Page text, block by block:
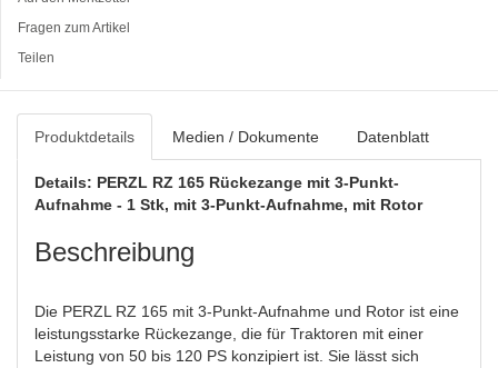
Fragen zum Artikel
Teilen
Produktdetails Medien / Dokumente Datenblatt
Details: PERZL RZ 165 Rückezange mit 3-Punkt-
Aufnahme - 1 Stk, mit 3-Punkt-Aufnahme, mit Rotor
Beschreibung
Die PERZL RZ 165 mit 3-Punkt-Aufnahme und Rotor ist eine
leistungsstarke Rückezange, die für Traktoren mit einer
Leistung von 50 bis 120 PS konzipiert ist. Sie lässt sich